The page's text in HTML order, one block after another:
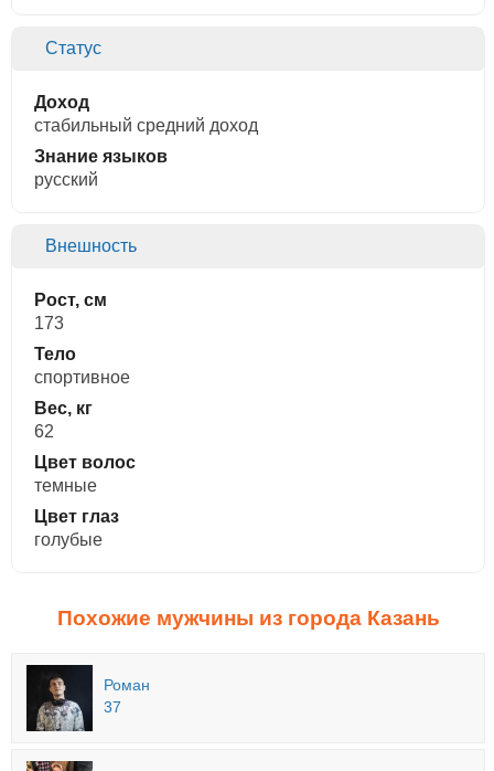
Статус
Доход
стабильный средний доход
Знание языков
русский
Внешность
Рост, см
173
Тело
спортивное
Вес, кг
62
Цвет волос
темные
Цвет глаз
голубые
Похожие мужчины из города Казань
Роман
37